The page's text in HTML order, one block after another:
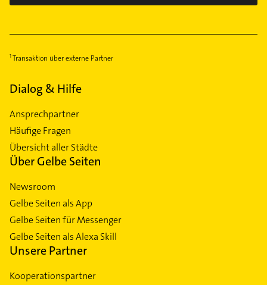
Transaktion über externe Partner
Dialog & Hilfe
Ansprechpartner
Häufige Fragen
Übersicht aller Städte
Über Gelbe Seiten
Newsroom
Gelbe Seiten als App
Gelbe Seiten für Messenger
Gelbe Seiten als Alexa Skill
Unsere Partner
Kooperationspartner